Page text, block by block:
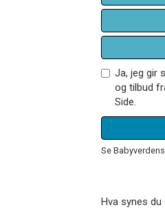
Ja, jeg gir
og tilbud
Side.
Se
Hva synes